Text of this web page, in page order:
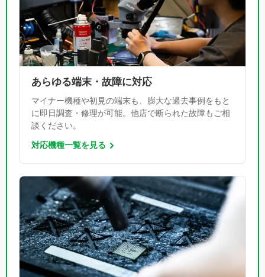
あらゆる端末・故障に対応
マイナー機種や初見の端末も、膨大な過去事例をもと
に即日調査・修理が可能。他店で断られた故障もご相
談ください。
対応機種一覧を見る